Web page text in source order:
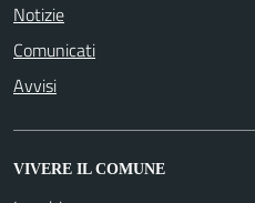
Notizie
Comunicati
Avvisi
VIVERE IL COMUNE